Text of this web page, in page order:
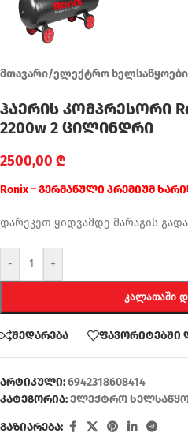
მთავარი/ელექტრო ხელსაწყოები
ჰაერის კომპრესორი
2200w 2 ცილინდრი
2500,00 ₾
Ronix – გერმანული პრემიუმ
დარეკეთ ყიდვამდე მარაგის
- +
ᲙᲐᲚᲐᲗᲐᲨᲘ
შედარება ფავორიტებში
არტიკული:6942318608414
კატეგორია:ელექტრო
გაზიარება: